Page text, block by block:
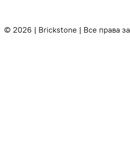
© 2026 | Brickstone | Все права